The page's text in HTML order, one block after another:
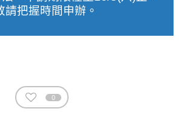
請把握時間申辦。
0